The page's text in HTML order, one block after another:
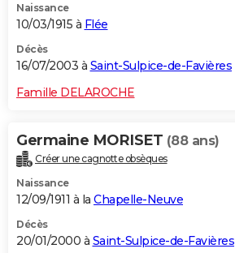
Naissance
10/03/1915 à Flée
Décès
16/07/2003 à Saint-Sulpice-de-Favières
Famille DELAROCHE
Germaine MORISET (88 ans)
Créer une cagnotte obsèques
Naissance
12/09/1911 à la Chapelle-Neuve
Décès
20/01/2000 à Saint-Sulpice-de-Favières